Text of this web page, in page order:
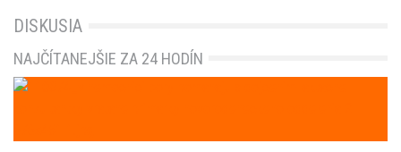
DISKUSIA
NAJČÍTANEJŠIE ZA 24 HODÍN